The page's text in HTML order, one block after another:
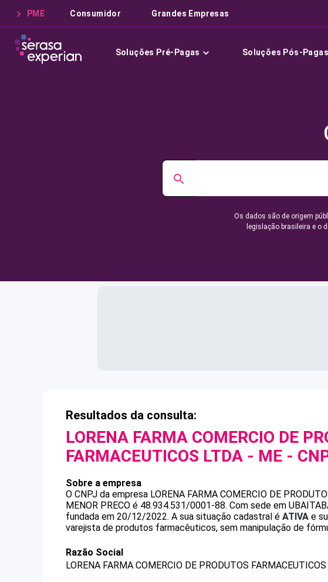
PME Consumidor Grandes Empresas
Soluções Pré-Pagas Soluções Pós-Pagas
Os dados são de origem
legislação brasileira e o
Resultados da consulta:
LORENA FARMA COMERCIO DE
FARMACEUTICOS LTDA - ME -
Sobre a empresa
O CNPJ da empresa LORENA FARMA COMERCIO DE
MENOR PRECO é 48.934.531/0001-88. Com sede em
fundada em 20/12/2022. A sua situação cadastral é ATIVA e
varejista de produtos farmacêuticos, sem manipulação de
Razão Social
LORENA FARMA COMERCIO DE PRODUTOS